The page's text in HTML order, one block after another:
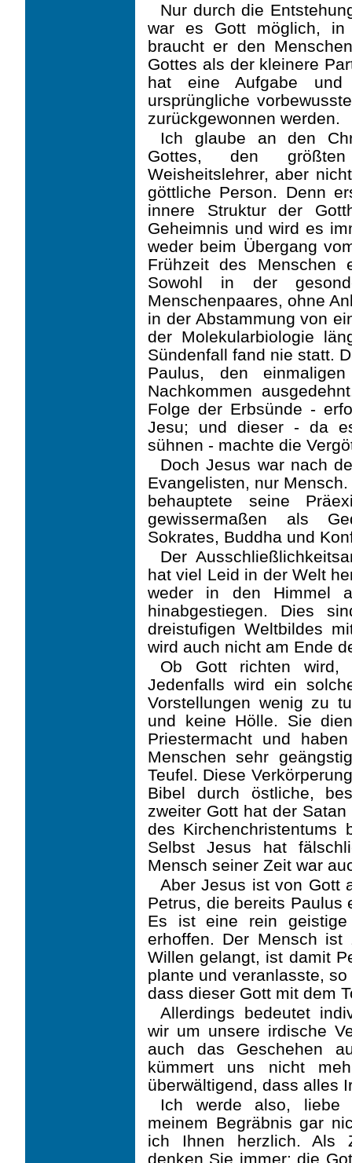
Nur durch die
war es Gott möglich, in
braucht er den
Gottes als der kleinere
hat eine Aufgabe
ursprüngliche
zurück­gewonnen werden.
Ich glaube an den
Gottes, den
Weisheitslehrer, aber
göttliche Person. Denn
innere Struktur der
Geheimnis und wird es
weder beim Übergang
Frühzeit des Menschen
Sowohl in der
Menschenpaares, ohne
in der Abstammung von
der Molekularbiologie
Sündenfall fand nie statt.
Paulus, den
Nachkommen
Folge der Erbsünde -
Jesu; und dieser - da
sühnen - machte die
Doch Jesus war nach
Evangelisten, nur
behauptete seine
gewissermaßen als
Sokrates, Buddha und
Der
hat viel Leid in der Welt
weder in den Himmel
hinabgestiegen. Dies
dreistufigen Weltbildes
wird auch nicht am Ende
Ob Gott richten wird,
Jedenfalls wird ein
Vorstellungen wenig zu
und keine Hölle. Sie
Priestermacht und
Menschen sehr
Teufel. Diese
Bibel durch östliche,
zweiter Gott hat der
des Kirchenchristentums
Selbst Jesus hat
Mensch seiner Zeit war
Aber Jesus ist von Gott
Petrus, die bereits Paulus
Es ist eine rein
erhoffen. Der Mensch ist
Willen gelangt, ist damit
plante und veranlasste,
dass dieser Gott mit dem
Allerdings bedeutet
wir um unsere irdische
auch das Geschehen
kümmert uns nicht
überwältigend, dass alles
Ich werde also, liebe
meinem Begräbnis gar
ich Ihnen herzlich. Als
denken Sie immer: die